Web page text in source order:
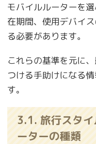
モバイルルーターを
在期間、使用デバイ
る必要があります。
これらの基準を元に
つける手助けになる
す。
3.1. 旅行スタ
ーターの種類